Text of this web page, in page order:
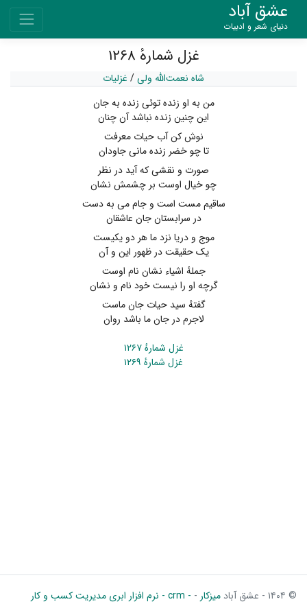
عشق آباد
دنیای شعر و ادبیات
غزل شمارهٔ ۱۲۶۸
شاه نعمت‌الله ولی/ غزلیات
من به او زنده توئی زنده به جان
این چنین زنده نباشد آن چنان
نوش کن آب حیات معرفت
تا چو خضر زنده مانی جاودان
صورت و نقشی که آید در نظر
چو خیال اوست بر چشمش نشان
ساقیم مست است و جام می به دست
در سرابستان جان عاشقان
موج و دریا نزد ما هر دو یکیست
یک حقیقت در ظهور این و آن
جملهٔ اشیاء نشان نام اوست
گرچه او را نیست خود نام و نشان
گفتهٔ سید حیات جان ماست
لاجرم در جان ما باشد روان
غزل شمارهٔ ۱۲۶۷
غزل شمارهٔ ۱۲۶۹
© ۱۴۰۴ - عشق آباد میزکار - - crm - نرم افزار ابری مدیریت کسب و کار